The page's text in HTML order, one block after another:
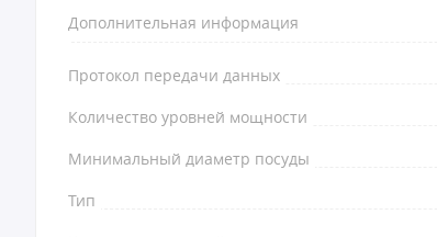
Дополнительная информация
Протокол передачи данных
Количество уровней мощности
Минимальный диаметр посуды
Тип